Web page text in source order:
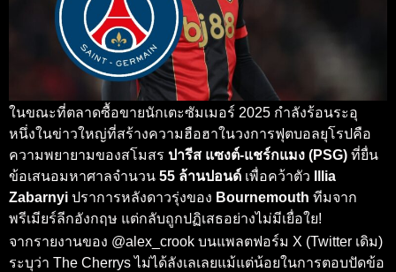
ในขณะที่ตลาดซื้อขายนักเตะซัมเมอร์ 2025 กำลังร้อนระอุ
หนึ่งในข่าวใหญ่ที่สร้างความฮือฮาในวงการฟุตบอลยุโรปคือ
ความพยายามของสโมสร ปารีส แซงต์-แชร์กแมง (PSG) ที่ยื่น
ข้อเสนอมหาศาลจำนวน 55 ล้านปอนด์ เพื่อคว้าตัว
Illia
Zabarnyi ปราการหลังดาวรุ่งของ Bournemouth ทีมจาก
พรีเมียร์ลีกอังกฤษ แต่กลับถูกปฏิเสธอย่างไม่มีเยื่อใย!
จากรายงานของ @alex_crook บนแพลตฟอร์ม X (Twitter เดิม)
ระบุว่า The Cherrys ไม่ได้ลังเลเลยแม้แต่น้อยในการตอบปัดข้อ